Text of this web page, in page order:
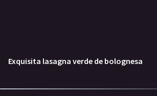
Exquisita lasagna verde de bolognesa